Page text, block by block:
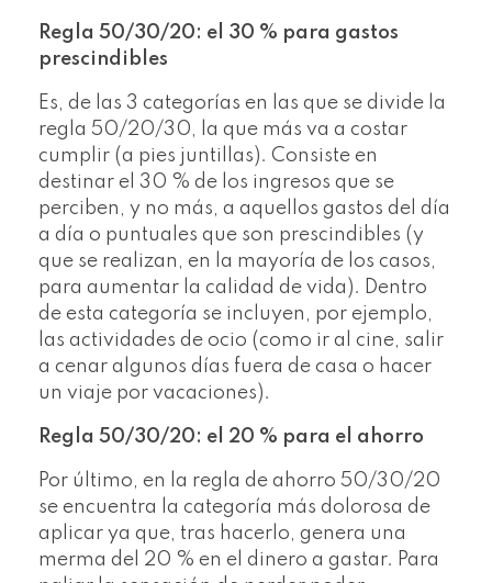
Regla 50/30/20: el 30 % para gastos
prescindibles
Es, de las 3 categorías en las que se divide la
regla 50/20/30, la que más va a costar
cumplir (a pies juntillas). Consiste en
destinar el 30 % de los ingresos que se
perciben, y no más, a aquellos gastos del día
a día o puntuales que son prescindibles (y
que se realizan, en la mayoría de los casos,
para aumentar la calidad de vida). Dentro
de esta categoría se incluyen, por ejemplo,
las actividades de ocio (como ir al cine, salir
a cenar algunos días fuera de casa o hacer
un viaje por vacaciones).
Regla 50/30/20: el 20 % para el ahorro
Por último, en la regla de ahorro 50/30/20
se encuentra la categoría más dolorosa de
aplicar ya que, tras hacerlo, genera una
merma del 20 % en el dinero a gastar. Para